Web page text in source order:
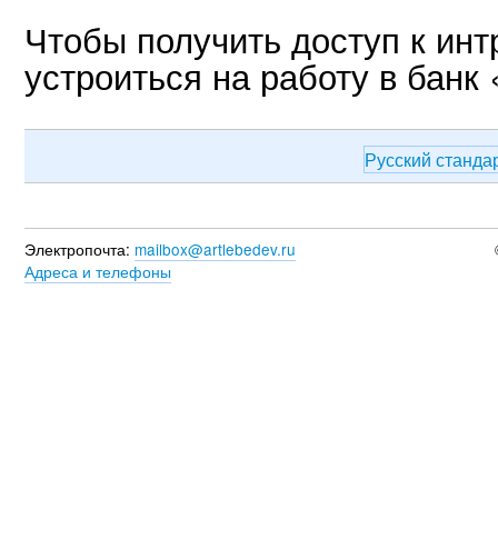
Чтобы получить доступ к
устроиться на работу в
Русский
Электропочта: mailbox@artlebedev.ru
Адреса и телефоны